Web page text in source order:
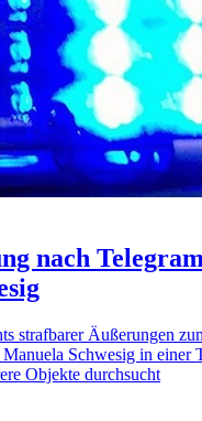
nach
strafbarer Äußerungen
Schwesig in einer
Objekte durchsucht